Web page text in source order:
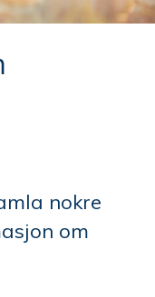
nokre
om